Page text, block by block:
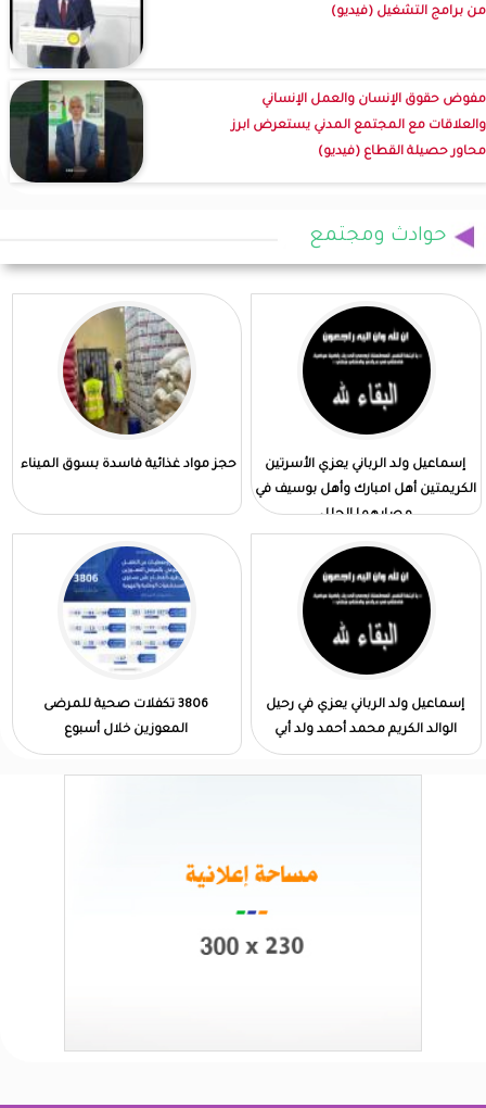
من برامج التشغيل (فيديو)
مفوض حقوق الإنسان والعمل الإنساني
والعلاقات مع المجتمع المدني يستعرض ابرز
محاور حصيلة القطاع (فيديو)
حوادث ومجتمع
إسماعيل ولد الرباني يعزي الأسرتين
الكريمتين أهل امبارك وأهل بوسيف في
مصابهما الجلل
حجز مواد غذائية فاسدة بسوق الميناء
إسماعيل ولد الرباني يعزي في رحيل
الوالد الكريم محمد أحمد ولد أبي
3806 تكفلات صحية للمرضى
المعوزين خلال أسبوع